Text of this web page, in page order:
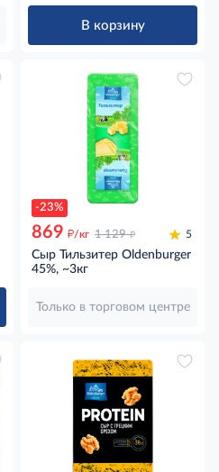
В корзину
-23%
869 д/кг 1 129 д 5
Сыр Тильзитер Oldenburger
45%, ~3кг
Только в торговом центре